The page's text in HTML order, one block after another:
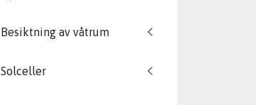
Besiktning av våtrum
Solceller